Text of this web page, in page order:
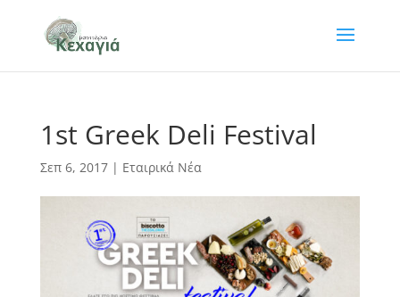
1st Greek Deli Festival
Σεπ 6, 2017| Εταιρικά Νέα